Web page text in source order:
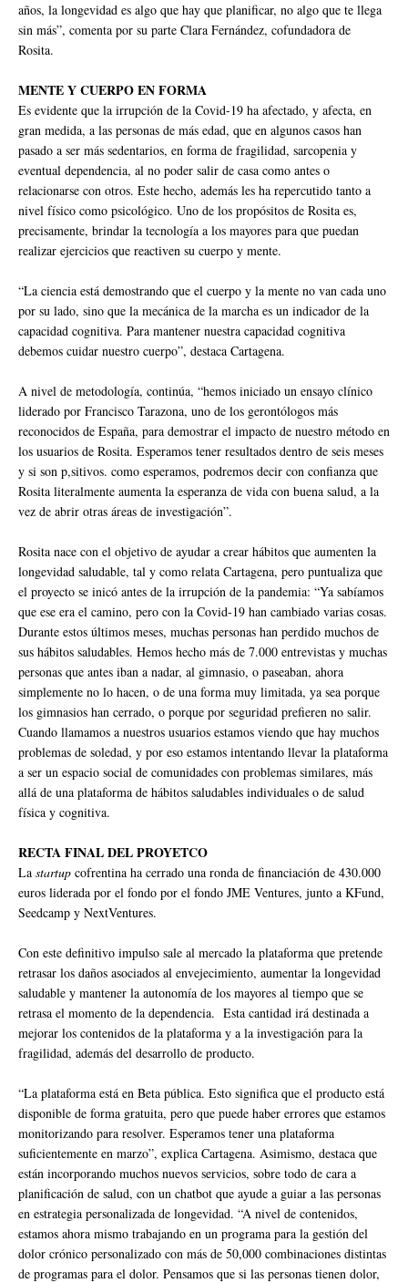
años, la longevidad es algo que hay que planificar, no algo que te llega
sin más”, comenta por su parte Clara Fernández, cofundadora de
Rosita.
MENTE Y CUERPO EN FORMA
Es evidente que la irrupción de la Covid-19 ha afectado, y afecta, en
gran medida, a las personas de más edad, que en algunos casos han
pasado a ser más sedentarios, en forma de fragilidad, sarcopenia y
eventual dependencia, al no poder salir de casa como antes o
relacionarse con otros. Este hecho, además les ha repercutido tanto a
nivel físico como psicológico. Uno de los propósitos de Rosita es,
precisamente, brindar la tecnología a los mayores para que puedan
realizar ejercicios que reactiven su cuerpo y mente.
“La ciencia está demostrando que el cuerpo y la mente no van cada uno
por su lado, sino que la mecánica de la marcha es un indicador de la
capacidad cognitiva. Para mantener nuestra capacidad cognitiva
debemos cuidar nuestro cuerpo”, destaca Cartagena.
A nivel de metodología, continúa, “hemos iniciado un ensayo clínico
liderado por Francisco Tarazona, uno de los gerontólogos más
reconocidos de España, para demostrar el impacto de nuestro método en
los usuarios de Rosita. Esperamos tener resultados dentro de seis meses
y si son p,sitivos. como esperamos, podremos decir con confianza que
Rosita literalmente aumenta la esperanza de vida con buena salud, a la
vez de abrir otras áreas de investigación”.
Rosita nace con el objetivo de ayudar a crear hábitos que aumenten la
longevidad saludable, tal y como relata Cartagena, pero puntualiza que
el proyecto se inicó antes de la irrupción de la pandemia: “Ya sabíamos
que ese era el camino, pero con la Covid-19 han cambiado varias cosas.
Durante estos últimos meses, muchas personas han perdido muchos de
sus hábitos saludables. Hemos hecho más de 7.000 entrevistas y muchas
personas que antes iban a nadar, al gimnasio, o paseaban, ahora
simplemente no lo hacen, o de una forma muy limitada, ya sea porque
los gimnasios han cerrado, o porque por seguridad prefieren no salir.
Cuando llamamos a nuestros usuarios estamos viendo que hay muchos
problemas de soledad, y por eso estamos intentando llevar la plataforma
a ser un espacio social de comunidades con problemas similares, más
allá de una plataforma de hábitos saludables individuales o de salud
física y cognitiva.
RECTA FINAL DEL PROYETCO
La startup cofrentina ha cerrado una ronda de financiación de 430.000
euros liderada por el fondo por el fondo JME Ventures, junto a KFund,
Seedcamp y NextVentures.
Con este definitivo impulso sale al mercado la plataforma que pretende
retrasar los daños asociados al envejecimiento, aumentar la longevidad
saludable y mantener la autonomía de los mayores al tiempo que se
retrasa el momento de la dependencia. Esta cantidad irá destinada a
mejorar los contenidos de la plataforma y a la investigación para la
fragilidad, además del desarrollo de producto.
“La plataforma está en Beta pública. Esto significa que el producto está
disponible de forma gratuita, pero que puede haber errores que estamos
monitorizando para resolver. Esperamos tener una plataforma
suficientemente en marzo”, explica Cartagena. Asimismo, destaca que
están incorporando muchos nuevos servicios, sobre todo de cara a
planificación de salud, con un chatbot que ayude a guiar a las personas
en estrategia personalizada de longevidad. “A nivel de contenidos,
estamos ahora mismo trabajando en un programa para la gestión del
dolor crónico personalizado con más de 50,000 combinaciones distintas
de programas para el dolor. Pensamos que si las personas tienen dolor,